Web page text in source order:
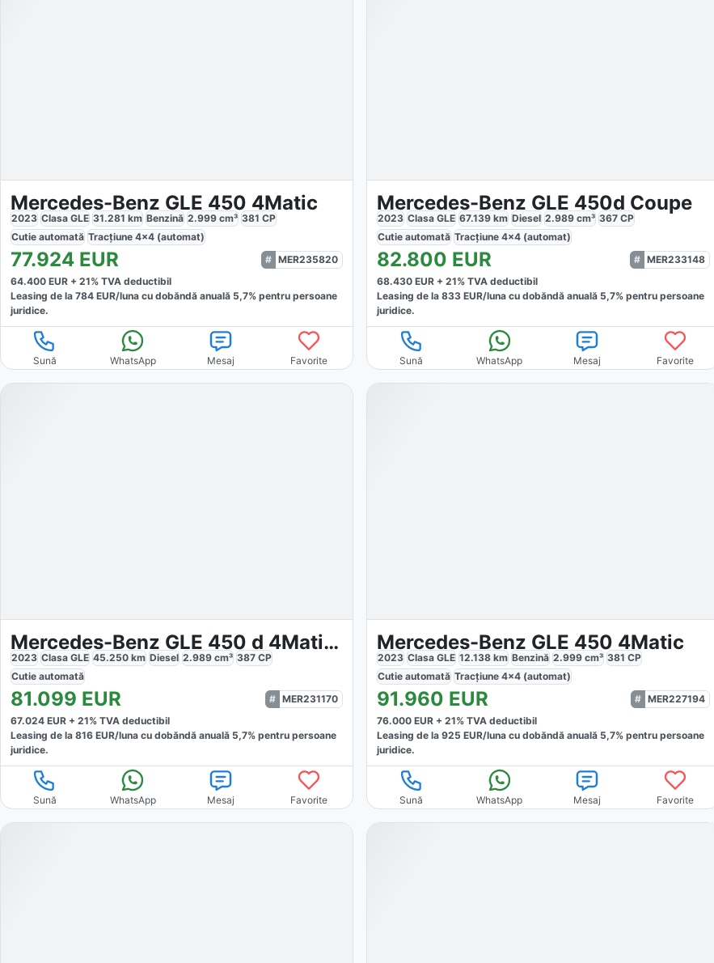
Mercedes-Benz GLE 450 4Matic
2023 Clasa GLE 31.281 km Benzină 2.999 cm³ 381 CP
Cutie automată Tracțiune 4x4 (automat)
77.924 EUR
MER235820
64.400 EUR + 21% TVA deductibil
Leasing de la 784 EUR/luna cu dobăndă anuală 5,7% pentru persoane
juridice.
Sună WhatsApp Mesaj Favorite
Mercedes-Benz GLE 450d Coupe
2023 Clasa GLE 67.139 km Diesel 2.989 cm³ 367 CP
Cutieautomată Tracțiune4x4 (automat)
82.800 EUR
MER233148
68.430 EUR +21% TVA deductibil
Leasing de la833 EUR/luna cu dobăndă anuală 5,7% pentru persoane
juridice.
Sună WhatsApp Mesaj Favorite
Mercedes-Benz GLE 450 d 4Matic AMG
2023 Clasa GLE 45.250 km Diesel 2.989 cm³ 387 CP
Cutie automată
81.099 EUR
MER231170
67.024 EUR + 21% TVA deductibil
Leasing de la 816 EUR/luna cu dobăndă anuală 5,7% pentru persoane
juridice.
Sună WhatsApp Mesaj Favorite
Mercedes-Benz GLE 450 4Matic
2023 Clasa GLE 12.138 km Benzină 2.999 cm³ 381 CP
Cutieautomată Tracțiune4x4 (automat)
91.960 EUR
MER227194
76.000 EUR +21% TVA deductibil
Leasing de la925 EUR/luna cu dobăndă anuală 5,7% pentru persoane
juridice.
Sună WhatsApp Mesaj Favorite